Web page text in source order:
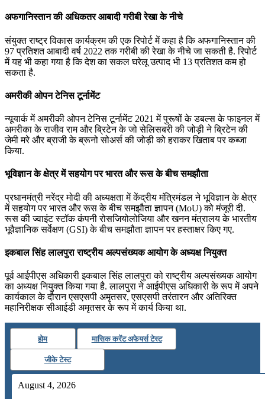
अफगानिस्‍तान की अधिकतर आबादी गरीबी रेखा के नीचे
संयुक्त राष्ट्र विकास कार्यक्रम की एक रिपोर्ट में कहा है कि अफगानिस्‍तान की
97 प्रतिशत आबादी वर्ष 2022 तक गरीबी की रेखा के नीचे जा सकती है. रिपोर्ट
में यह भी कहा गया है कि देश का सकल घरेलू उत्‍पाद भी 13 प्रतिशत कम हो
सकता है.
अमरीकी ओपन टेनिस टूर्नामेंट
न्‍यूयार्क में अमरीकी ओपन टेनिस टूर्नामेंट 2021 में पुरूषों के डबल्‍स के फाइनल में
अमरीका के राजीव राम और ब्रिटेन के जो सेलिसबरी की जोड़ी ने ब्रिटेन की
जेमी मरे और ब्राजी के ब्रूनो सोअर्स की जोड़ी को हराकर खिताब पर कब्‍जा
किया.
भूविज्ञान के क्षेत्र में सहयोग पर भारत और रूस के बीच समझौता
प्रधानमंत्री नरेंद्र मोदी की अध्यक्षता में केंद्रीय मंत्रिमंडल ने भूविज्ञान के क्षेत्र
में सहयोग पर भारत और रूस के बीच समझौता ज्ञापन (MoU) को मंजूरी दी.
रूस की ज्वाइंट स्टॉक कंपनी रोसजियोलोजिया और खनन मंत्रालय के भारतीय
भूवैज्ञानिक सर्वेक्षण (GSI) के बीच समझौता ज्ञापन पर हस्ताक्षर किए गए.
इकबाल सिंह लालपुरा राष्ट्रीय अल्पसंख्यक आयोग के अध्यक्ष नियुक्त
पूर्व आईपीएस अधिकारी इकबाल सिंह लालपुरा को राष्ट्रीय अल्पसंख्यक आयोग
का अध्यक्ष नियुक्त किया गया है. लालपुरा ने आईपीएस अधिकारी के रूप में अपने
कार्यकाल के दौरान एसएसपी अमृतसर, एसएसपी तरंतारन और अतिरिक्त
महानिरीक्षक सीआईडी अमृतसर के रूप में कार्य किया था.
होम मासिक करेंट अफेयर्स टेस्ट
जीके टेस्ट
August 4, 2026